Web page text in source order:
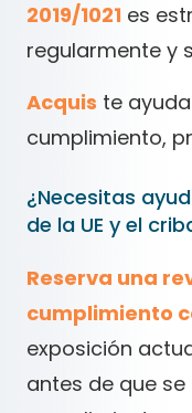
2019/1021 es
regularmente y
Acquis te
cumplimiento,
¿Necesitas
de la UE y el
Reserva una
cumplimiento
exposición
antes de que